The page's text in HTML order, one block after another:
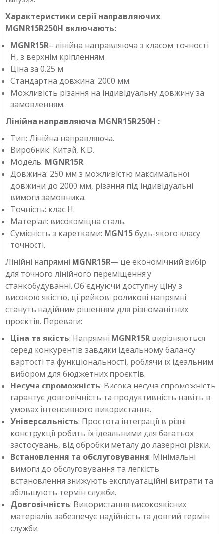
Характеристики серії направляючих
MGNR15R250H включають:
MGNR15R– лінійна направляюча з класом точності
H, з верхнім кріпленням
Ціна за 0.25 м
Стандартна довжина: 2000 мм.
Можливість різання на індивідуальну довжину за
замовленням.
Лінійна направляюча MGNR15R250H :
Тип: Лінійна направляюча.
Виробник: Китай, K.D.
Модель: MGNR15R.
Довжина: 250 мм з можливістю максимальної
довжини до 2000 мм, різання під індивідуальні
вимоги замовника.
Точність: клас H.
Матеріал: високоміцна сталь.
Сумісність з каретками: MGN15будь-якого класу
точності.
Лінійні напрямні MGNR15R— це економічний вибір
для точного лінійного переміщення у
станкобудуванні. Об'єднуючи доступну ціну з
високою якістю, ці рейкові роликові напрямні
стануть надійним рішенням для різноманітних
проєктів. Переваги:
Ціна та якість: Напрямні MGNR15R вирізняються
серед конкурентів завдяки ідеальному балансу
вартості та функціональності, роблячи їх ідеальним
вибором для бюджетних проєктів.
Несуча спроможність: Висока несуча спроможність
гарантує довговічність та продуктивність навіть в
умовах інтенсивного використання.
Універсальність: Простота інтеграції в різні
конструкції робить їх ідеальними для багатьох
застосувань, від обробки металу до лазерної різки.
Встановлення та обслуговування: Мінімальні
вимоги до обслуговування та легкість
встановлення знижують експлуатаційні витрати та
збільшують термін служби.
Довговічність: Використання високоякісних
матеріалів забезпечує надійність та довгий термін
служби.